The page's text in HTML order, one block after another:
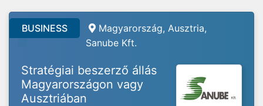
BUSINESS
Magyarország, Ausztria,
Sanube Kft.
Stratégiai beszerző állás
Magyarországon vagy
Ausztriában